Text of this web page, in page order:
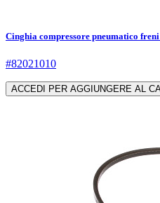
Cinghia compressore pneumatico
#82021010
ACCEDI PER AGGIUNGERE AL